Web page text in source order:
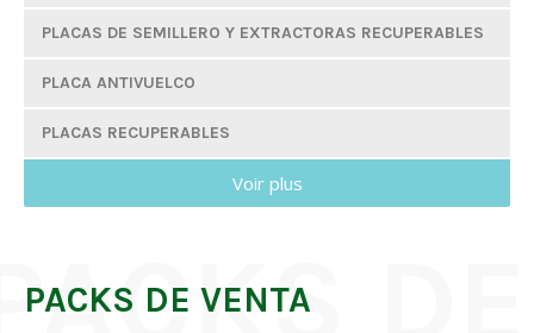
PLACAS DE SEMILLERO Y EXTRACTORAS RECUPERABLES
PLACA ANTIVUELCO
PLACAS RECUPERABLES
11 PLACAS POR PISO DE CARRY
Voir plus
PACKS DE VENTA